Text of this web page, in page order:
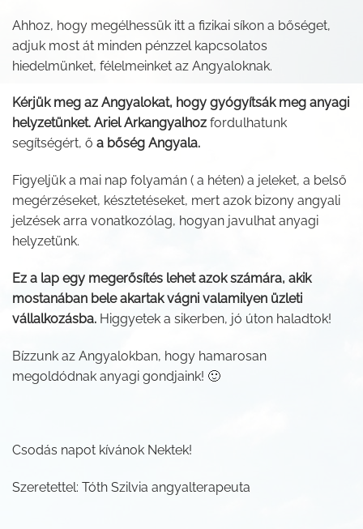
Ahhoz, hogy megélhessük itt a fizikai síkon a bőséget,
adjuk most át minden pénzzel kapcsolatos
hiedelmünket, félelmeinket az Angyaloknak.
Kérjük meg az Angyalokat, hogy gyógyítsák meg anyagi
helyzetünket. Ariel Arkangyalhoz fordulhatunk
segítségért, ő a bőség Angyala.
Figyeljük a mai nap folyamán ( a héten) a jeleket, a belső
megérzéseket, késztetéseket, mert azok bizony angyali
jelzések arra vonatkozólag, hogyan javulhat anyagi
helyzetünk.
Ez a lap egy megerősítés lehet azok számára, akik
mostanában bele akartak vágni valamilyen üzleti
vállalkozásba. Higgyetek a sikerben, jó úton haladtok!
Bízzunk az Angyalokban, hogy hamarosan
megoldódnak anyagi gondjaink! 🙂
Csodás napot kívánok Nektek!
Szeretettel: Tóth Szilvia angyalterapeuta